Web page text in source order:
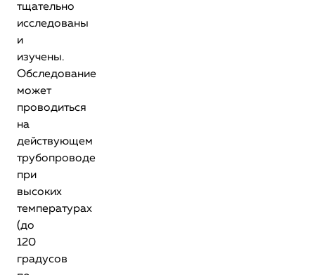
тщательно
исследованы
и
изучены.
Обследование
может
проводиться
на
действующем
трубопроводе
при
высоких
температурах
(до
120
градусов